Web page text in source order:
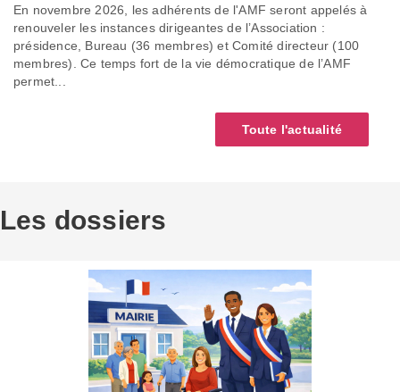
En novembre 2026, les adhérents de l'AMF seront appelés à
renouveler les instances dirigeantes de l’Association :
présidence, Bureau (36 membres) et Comité directeur (100
membres). Ce temps fort de la vie démocratique de l’AMF
permet...
Toute l'actualité
Les dossiers